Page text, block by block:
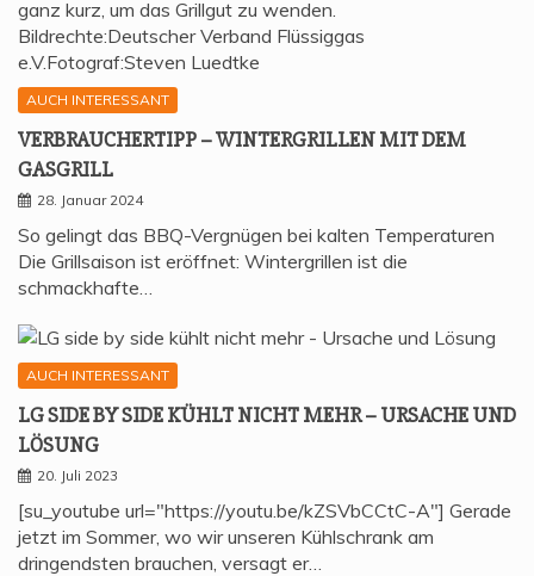
AUCH INTERESSANT
VER­BRAU­CHER­TIPP – WIN­TER­GRIL­LEN MIT DEM
GASGRILL
28. Januar 2024
So gelingt das BBQ-Vergnügen bei kalten Temperaturen
Die Grillsaison ist eröffnet: Wintergrillen ist die
schmackhafte…
AUCH INTERESSANT
LG SIDE BY SIDE KÜHLT NICHT MEHR – URSA­CHE UND
LÖSUNG
20. Juli 2023
[su_youtube url="https://youtu.be/kZSVbCCtC-A"] Gerade
jetzt im Sommer, wo wir unseren Kühlschrank am
dringendsten brauchen, versagt er…